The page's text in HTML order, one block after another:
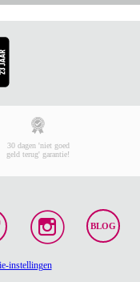
30 dagen 'niet goed
geld terug' garantie!
BLOG
instellingen